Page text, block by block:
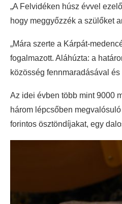
„A Felvidéken húsz évvel
hogy meggyőzzék a szülőket
„Mára szerte a Kárpát-
fogalmazott. Aláhúzta: a
közösség fennmaradásával
Az idei évben több mint 9000
három lépcsőben
forintos ösztöndíjakat, egy